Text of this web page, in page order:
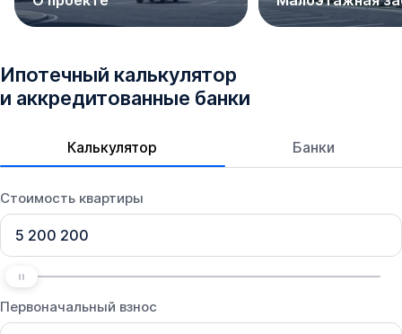
Ипотечный калькулятор
и аккредитованные банки
Калькулятор Банки
Стоимость квартиры
Первоначальный взнос